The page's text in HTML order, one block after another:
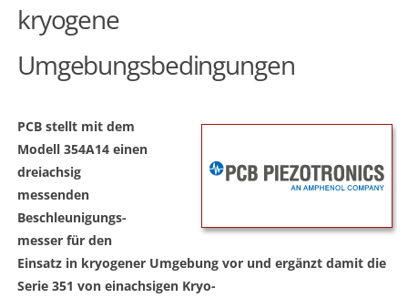
kryogene
Umgebungsbedingungen
PCB stellt mit dem
Modell 354A14 einen
dreiachsig
messenden
Beschleunigungs-
messer für den
Einsatz in kryogener Umgebung vor und ergänzt damit die
Serie 351 von einachsigen Kryo-